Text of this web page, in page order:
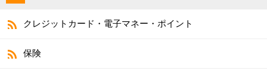
クレジットカード・電子マネー・ポイント
保険